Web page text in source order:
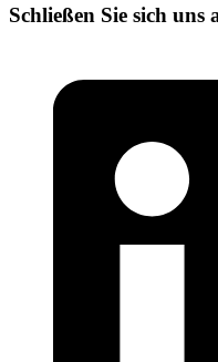
Schließen Sie sich